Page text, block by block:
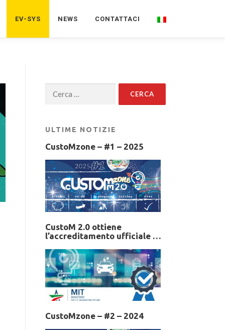
EV-SYS NEWS CONTATTACI
ULTIME NOTIZIE
CustoMzone – #1 – 2025
CustoM 2.0 ottiene
l’accreditamento ufficiale del
Sistemi di Riqualificazione
Elettrica
CustoMzone – #2 – 2024